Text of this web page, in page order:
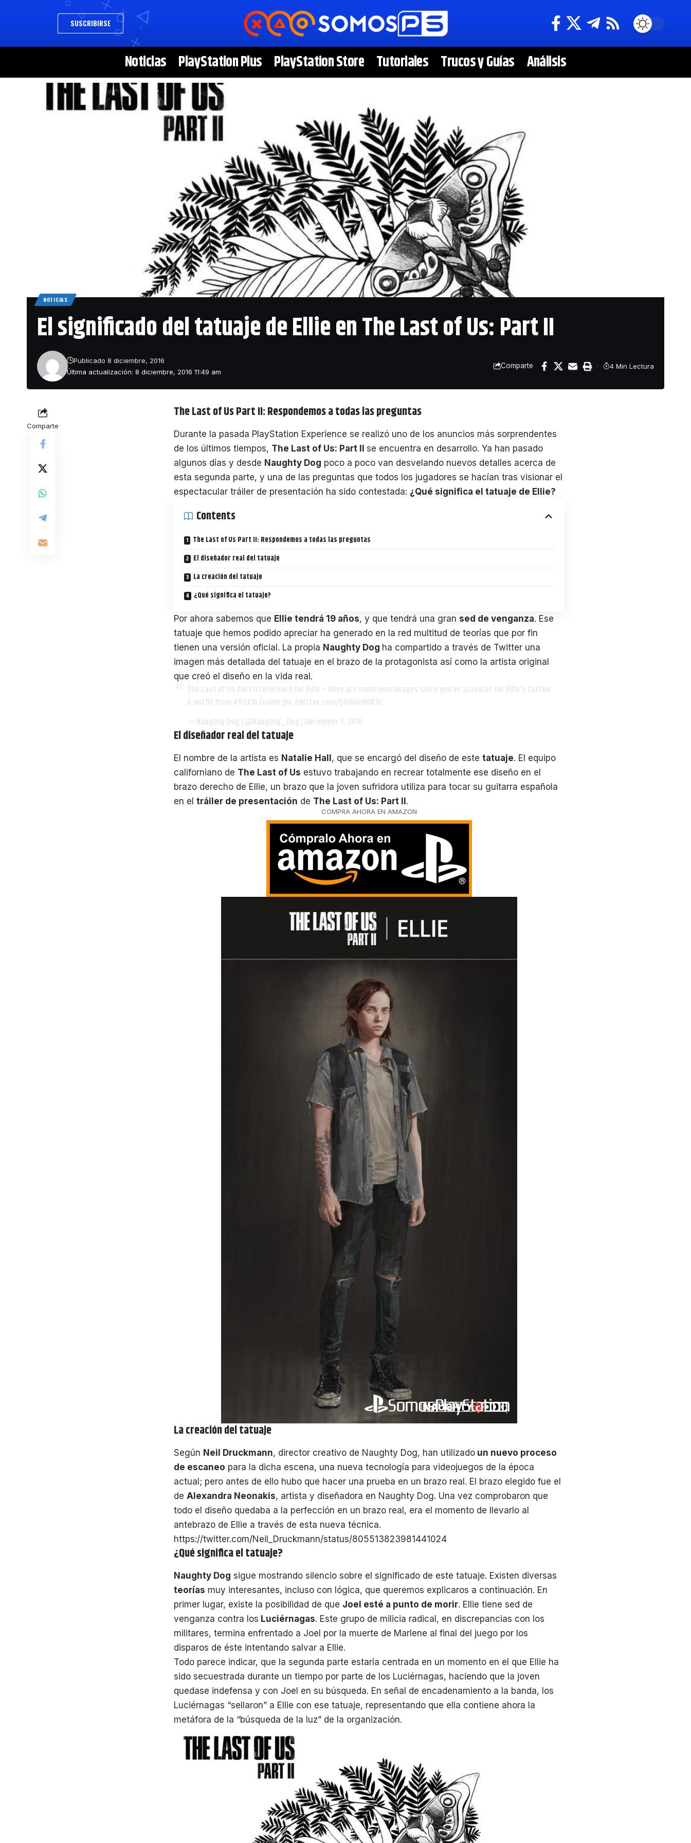
SUSCRIBIRSE
Noticias PlayStation Plus PlayStation Store Tutoriales Trucos y Guías Análisis
NOTICIAS
El significado del tatuaje de Ellie en The Last of Us: Part II
Última actualización: 8 diciembre, 2016 11:49 am
Publicado 8 diciembre, 2016
Comparte 4 Min Lectura
Comparte
The Last of Us Part II: Respondemos a todas las preguntas
Durante la pasada PlayStation Experience se realizó uno de los anuncios más sorprendentes
de los últimos tiempos, The Last of Us: Part II se encuentra en desarrollo. Ya han pasado
algunos días y desde Naughty Dog poco a poco van desvelando nuevos detalles acerca de
esta segunda parte, y una de las preguntas que todos los jugadores se hacían tras visionar el
espectacular tráiler de presentación ha sido contestada: ¿Qué significa el tatuaje de Ellie?
Contents
The Last of Us Part II: Respondemos a todas las preguntas
El diseñador real del tatuaje
La creación del tatuaje
¿Qué significa el tatuaje?
Por ahora sabemos que Ellie tendrá 19 años, y que tendrá una gran sed de venganza. Ese
tatuaje que hemos podido apreciar ha generado en la red multitud de teorías que por fin
tienen una versión oficial. La propia Naughty Dog ha compartido a través de Twitter una
imagen más detallada del tatuaje en el brazo de la protagonista así como la artista original
que creó el diseño en la vida real.
El diseñador real del tatuaje
El nombre de la artista es Natalie Hall, que se encargó del diseño de este tatuaje. El equipo
californiano de The Last of Us estuvo trabajando en recrear totalmente ese diseño en el
brazo derecho de Ellie, un brazo que la joven sufridora utiliza para tocar su guitarra española
en el tráiler de presentación de The Last of Us: Part II.
COMPRA AHORA EN AMAZON
La creación del tatuaje
Según Neil Druckmann, director creativo de Naughty Dog, han utilizado un nuevo proceso
de escaneo para la dicha escena, una nueva tecnología para videojuegos de la época
actual; pero antes de ello hubo que hacer una prueba en un brazo real. El brazo elegido fue el
de Alexandra Neonakis, artista y diseñadora en Naughty Dog. Una vez comprobaron que
todo el diseño quedaba a la perfección en un brazo real, era el momento de llevarlo al
antebrazo de Ellie a través de esta nueva técnica.
https://twitter.com/Neil_Druckmann/status/805513823981441024
¿Qué significa el tatuaje?
Naughty Dog sigue mostrando silencio sobre el significado de este tatuaje. Existen diversas
teorías muy interesantes, incluso con lógica, que queremos explicaros a continuación. En
primer lugar, existe la posibilidad de que Joel esté a punto de morir. Ellie tiene sed de
venganza contra los Luciérnagas. Este grupo de milicia radical, en discrepancias con los
militares, termina enfrentado a Joel por la muerte de Marlene al final del juego por los
disparos de éste intentando salvar a Ellie.
Todo parece indicar, que la segunda parte estaría centrada en un momento en el que Ellie ha
sido secuestrada durante un tiempo por parte de los Luciérnagas, haciendo que la joven
quedase indefensa y con Joel en su búsqueda. En señal de encadenamiento a la banda, los
Luciérnagas “sellaron” a Ellie con ese tatuaje, representando que ella contiene ahora la
metáfora de la “búsqueda de la luz” de la organización.